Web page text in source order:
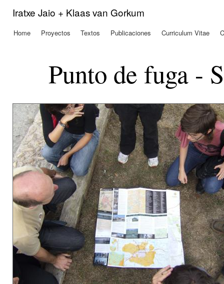
Iratxe Jaio + Klaas van Gorkum
Menú principal
Home Proyectos Textos Publicaciones Curriculum Vitae
Punto de fuga -